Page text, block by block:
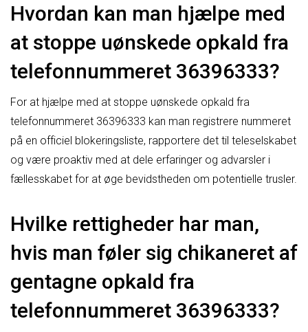
Hvordan kan man hjælpe med
at stoppe uønskede opkald fra
telefonnummeret 36396333?
For at hjælpe med at stoppe uønskede opkald fra
telefonnummeret 36396333 kan man registrere nummeret
på en officiel blokeringsliste, rapportere det til teleselskabet
og være proaktiv med at dele erfaringer og advarsler i
fællesskabet for at øge bevidstheden om potentielle trusler.
Hvilke rettigheder har man,
hvis man føler sig chikaneret af
gentagne opkald fra
telefonnummeret 36396333?